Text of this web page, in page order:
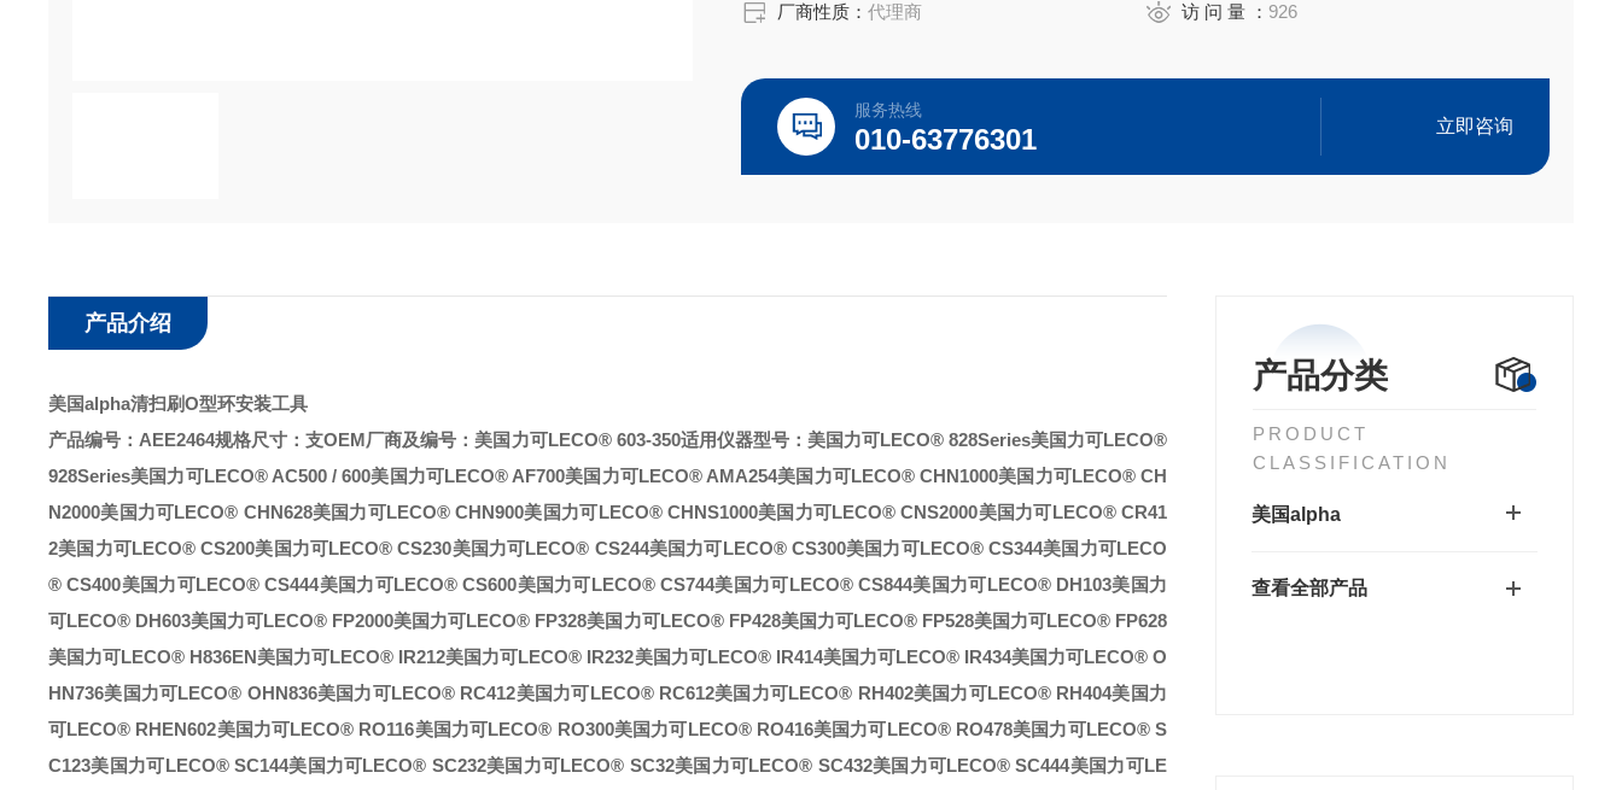
厂商性质：代理商 访 问 量 ： 926
服务热线
010-63776301 立即咨询
产品分类
PRODUCT
CLASSIFICATION
美国alpha
查看全部产品
产品介绍
美国alpha清扫刷O型环安装工具
产品编号：AEE2464规格尺寸：支OEM厂商及编号：美国力可LECO® 603-350适用仪器型号： 美国力可LECO® 828Series美国力可LECO®
928Series美国力可LECO® AC500 / 600美国力可LECO® AF700美国力可LECO® AMA254美国力可LECO® CHN1000美国力可LECO® CH
N2000美国力可LECO® CHN628美国力可LECO® CHN900美国力可LECO® CHNS1000美国力可LECO® CNS2000美国力可LECO® CR41
2美国力可LECO® CS200美国力可LECO® CS230美国力可LECO® CS244美国力可LECO® CS300美国力可LECO® CS344美国力可LECO
® CS400美国力可LECO® CS444美国力可LECO® CS600美国力可LECO® CS744美国力可LECO® CS844美国力可LECO® DH103美国力
可LECO® DH603美国力可LECO® FP2000美国力可LECO® FP328美国力可LECO® FP428美国力可LECO® FP528美国力可LECO® FP628
美国力可LECO® H836EN美国力可LECO® IR212美国力可LECO® IR232美国力可LECO® IR414美国力可LECO® IR434美国力可LECO® O
HN736美国力可LECO® OHN836美国力可LECO® RC412美国力可LECO® RC612美国力可LECO® RH402美国力可LECO® RH404美国力
可LECO® RHEN602美国力可LECO® RO116美国力可LECO® RO300美国力可LECO® RO416美国力可LECO® RO478美国力可LECO® S
C123美国力可LECO® SC144美国力可LECO® SC232美国力可LECO® SC32美国力可LECO® SC432美国力可LECO® SC444美国力可LE